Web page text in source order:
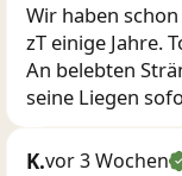
Wir haben
zT einige Jahre.
An belebten
seine Liegen
K.vor 3 Wochen